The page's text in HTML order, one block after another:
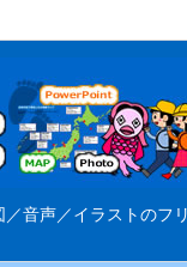
音声／イラストのフ